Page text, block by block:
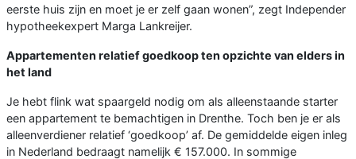
eerste huis zijn en moet je er zelf gaan wonen”, zegt Independer
hypotheekexpert Marga Lankreijer.
Appartementen relatief goedkoop ten opzichte van elders in
het land
Je hebt flink wat spaargeld nodig om als alleenstaande starter
een appartement te bemachtigen in Drenthe. Toch ben je er als
alleenverdiener relatief ‘goedkoop’ af. De gemiddelde eigen inleg
in Nederland bedraagt namelijk € 157.000. In sommige